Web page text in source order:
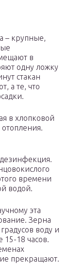
– крупные,
в
одну ложку
стакан
а те, что
в хлопковой
времени
водой.
эта
Зерна
воду и
18 часов.
прекращают.